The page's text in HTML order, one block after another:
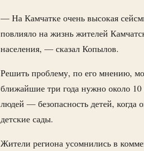
— На Камчатке очень высокая
повлияло на жизнь жителей
населения, — сказал Копылов.
Решить проблему, по его мнению,
ближайшие три года нужно около 10
людей — безопасность детей,
детские сады.
Жители региона усомнились в